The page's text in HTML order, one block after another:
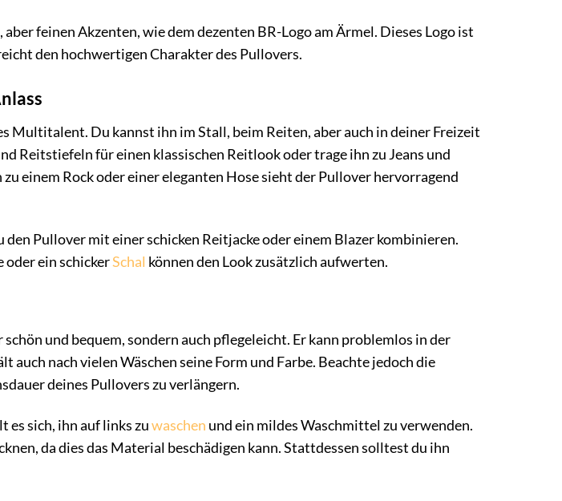
feinen Akzenten, wie dem dezenten BR-Logo am Ärmel. Dieses Logo ist
den hochwertigen Charakter des Pullovers.
Multitalent. Du kannst ihn im Stall, beim Reiten, aber auch in deiner Freizeit
Reitstiefeln für einen klassischen Reitlook oder trage ihn zu Jeans und
einem Rock oder einer eleganten Hose sieht der Pullover hervorragend
Pullover mit einer schicken Reitjacke oder einem Blazer kombinieren.
oder ein schickerSchal können den Look zusätzlich aufwerten.
und bequem, sondern auch pflegeleicht. Er kann problemlos in der
auch nach vielen Wäschen seine Form und Farbe. Beachte jedoch die
deines Pullovers zu verlängern.
es sich, ihn auf links zuwaschen und ein mildes Waschmittel zu verwenden.
da dies das Material beschädigen kann. Stattdessen solltest du ihn